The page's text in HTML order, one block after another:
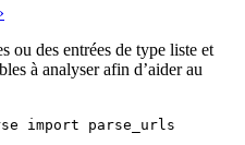
ou des entrées de type liste et
à analyser afin d’aider au
import parse_urls